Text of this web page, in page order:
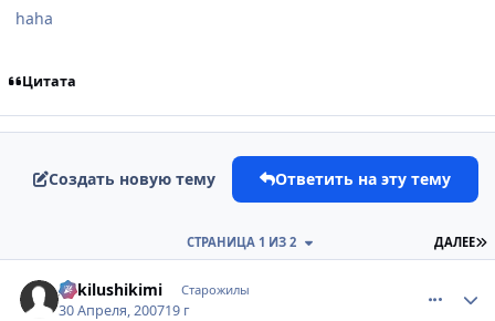
haha
Цитата
Создать новую тему Ответить на эту тему
ДАЛЕЕ
СТРАНИЦА 1 ИЗ 2
Zukilushikimi Старожилы
30 Апреля, 200719 г